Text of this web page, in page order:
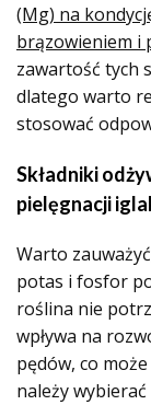
(Mg) na
brązowieniem i
zawartość tych
dlatego warto
stosować
Składniki
pielęgnacji
Warto
potas i fosfor
roślina nie
wpływa na
pędów, co
należy